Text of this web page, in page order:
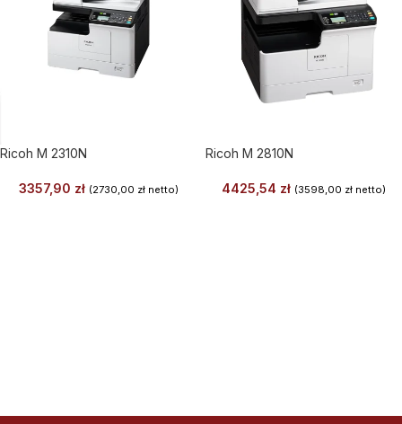
Ricoh M 2310N
3357,90 zł (2730,00 złnetto)
Ricoh M 2810N
4425,54 zł (3598,00 zł netto)